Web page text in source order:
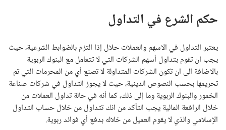
حكم الشرع في التداول
يعتبر التداول في الاسهم والعملات حلال إذا التزم بالضوابط الشرعية، حيث
يجب ان تقوم بتداول أسهم الشركات التي لا تتعامل مع البنوك الربوية
بالاضافة الى ان تكون الشركات المتداولة لا تصنع أي من المحرمات التي تم
تحريمها بحسب النصوص الدينية، حيث لا يجوز التداول في شركات صناعة
الخمور والبنوك الربوية وما إلى ذلك، كما أنه في حالة تداول العملات من
خلال الرافعة المالية يجب التأكد من انك تتداول من خلال حساب التداول
الإسلامي والذي لا يقوم العميل من خلاله بدفع أي فوائد ربوية.